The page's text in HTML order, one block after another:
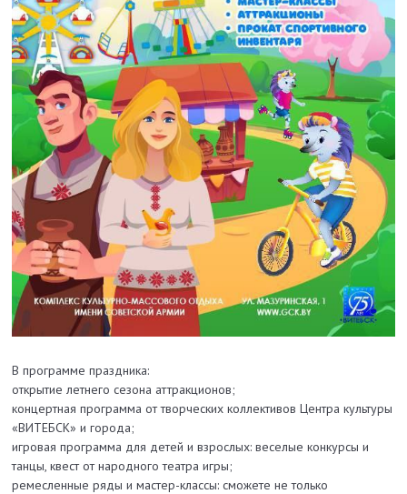
В программе праздника:
открытие летнего сезона аттракционов;
концертная программа от творческих коллективов Центра культуры
«ВИТЕБСК» и города;
игровая программа для детей и взрослых: веселые конкурсы и
танцы, квест от народного театра игры;
ремесленные ряды и мастер-классы: сможете не только